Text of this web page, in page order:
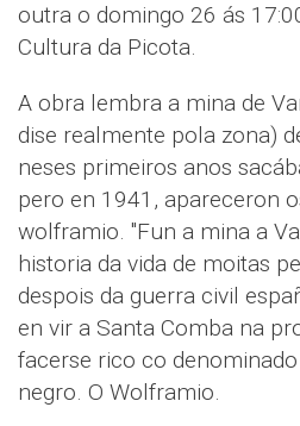
outra o domingo 26 ás
Cultura da Picota.
A obra lembra a mina de
dise realmente pola zona)
neses primeiros anos
pero en 1941, apareceron
wolframio. "Fun a mina a
historia da vida de moitas
despois da guerra civil
en vir a Santa Comba na
facerse rico co
negro. O Wolframio.